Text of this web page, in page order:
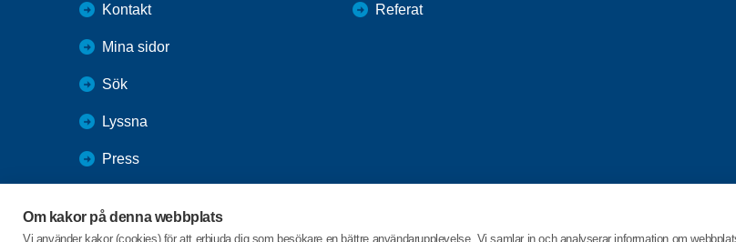
Om kakor på denna webbplats
Vi använder kakor (cookies) för att erbjuda dig som besökare en bättre användarupplevelse. Vi samlar in och analyserar information om
Kontakt
Mina sidor
Sök
Lyssna
Press
SPF Seniorernas intranät
Referat